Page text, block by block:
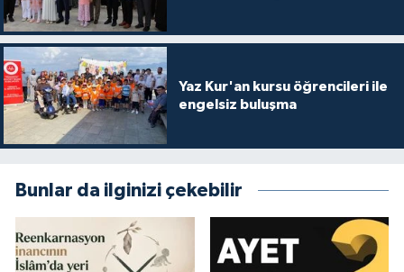
Yaz Kur'an kursu öğrencileri ile
engelsiz buluşma
Bunlar da ilginizi çekebilir